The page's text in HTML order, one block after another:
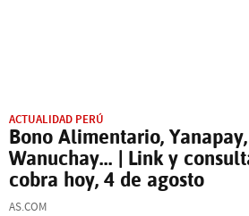
ACTUALIDAD PERÚ
Bono Alimentario,
Wanuchay... | Link y
cobra hoy, 4 de agosto
AS.COM